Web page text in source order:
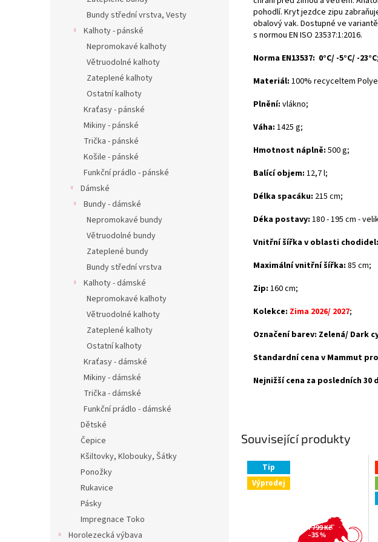
Bundy střední vrstva, Vesty
Kalhoty - pánské
Nepromokavé kalhoty
Větruodolné kalhoty
Zateplené kalhoty
Ostatní kalhoty
Kraťasy - pánské
Mikiny - pánské
Trička - pánské
Košile - pánské
Funkční prádlo - pánské
Dámské
Bundy - dámské
Nepromokavé bundy
Větruodolné bundy
Zateplené bundy
Bundy střední vrstva
Kalhoty - dámské
Nepromokavé kalhoty
Větruodolné kalhoty
Zateplené kalhoty
Ostatní kalhoty
Kraťasy - dámské
Mikiny - dámské
Trička - dámské
Funkční prádlo - dámské
Dětské
Čepice
Kšiltovky, Klobouky, Šátky
Ponožky
Rukavice
Pásky
Impregnace Toko
Horolezecká výbava
Související produkty
Tip
Výprodej
1 799 Kč
–35 %
pohodlí. Kryt jezdce zipu
obalový vak. Dostupné ve
s normou EN ISO 23537:1:2016.
Norma EN13537: 0°C/ -5°C/ -23°C;
Materiál: 100% recyceltem
Plnění: vlákno;
Váha: 1425 g;
Hmotnost náplně: 500 g;
Balící objem: 12,7 l;
Délka spacáku: 215 cm;
Déka postavy: 180 - 195 cm -
Vnitřní šířka v oblasti chodidel:
Maximální vnitřní šířka: 85 cm;
Zip: 160 cm;
Kolekce: Zima 2026/ 2027;
Označení barev: Zelená/ Dark
Standardní cena v Mammut
Nejnižší cena za posledních 30